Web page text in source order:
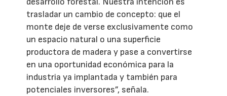
trasladar un cambio de concepto: que el
monte deje de verse exclusivamente como
un espacio natural o una superficie
productora de madera y pase a convertirse
en una oportunidad económica para la
industria ya implantada y también para
potenciales inversores”, señala.